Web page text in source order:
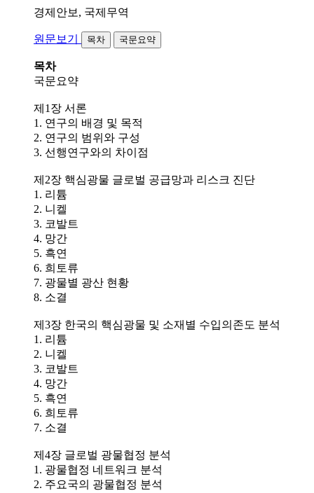
경제안보, 국제무역
원문보기 목차 국문요약
목차
국문요약
제1장 서론
1. 연구의 배경 및 목적
2. 연구의 범위와 구성
3. 선행연구와의 차이점
제2장 핵심광물 글로벌 공급망과 리스크 진단
1. 리튬
2. 니켈
3. 코발트
4. 망간
5. 흑연
6. 희토류
7. 광물별 광산 현황
8. 소결
제3장 한국의 핵심광물 및 소재별 수입의존도 분석
1. 리튬
2. 니켈
3. 코발트
4. 망간
5. 흑연
6. 희토류
7. 소결
제4장 글로벌 광물협정 분석
1. 광물협정 네트워크 분석
2. 주요국의 광물협정 분석